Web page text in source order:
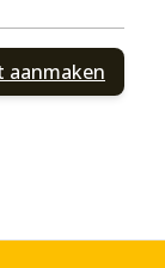
aanmaken